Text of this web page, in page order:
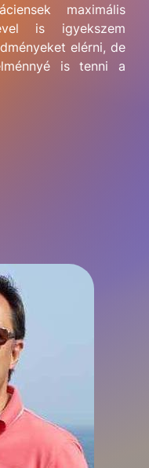
maximális
is igyekszem
elérni, de
is tenni a